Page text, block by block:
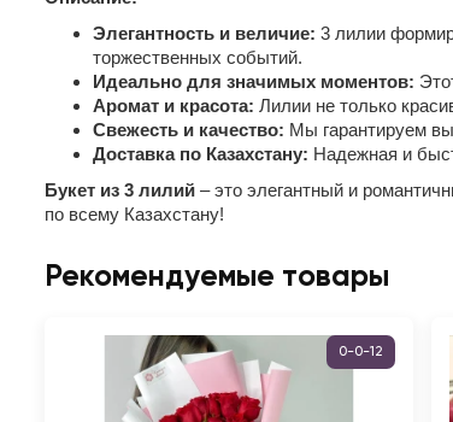
Элегантность и величие: 3 лилии
торжественных событий.
Идеально для значимых моментов:
Аромат и красота: Лилии не только
Свежесть и качество: Мы гарантируем
Доставка по Казахстану: Надежная и
Букет из 3 лилий – это элегантный и
по всему Казахстану!
Рекомендуемые товары
0-0-12